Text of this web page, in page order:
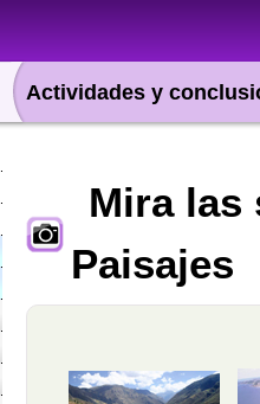
Actividades y
Mira las
Paisajes